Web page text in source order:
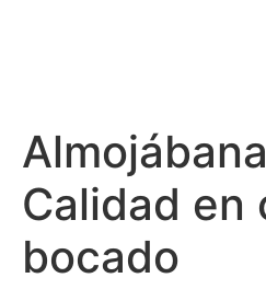
Calidad en
bocado